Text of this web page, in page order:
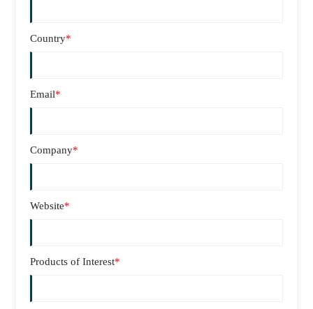
Country*
Email*
Company*
Website*
Products of Interest*